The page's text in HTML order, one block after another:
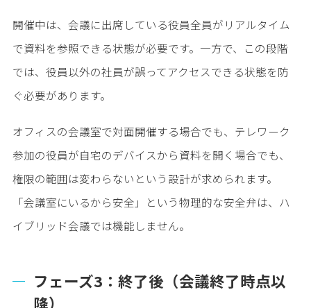
開催中は、会議に出席している役員全員がリアルタイム
で資料を参照できる状態が必要です。一方で、この段階
では、役員以外の社員が誤ってアクセスできる状態を防
ぐ必要があります。
オフィスの会議室で対面開催する場合でも、テレワーク
参加の役員が自宅のデバイスから資料を開く場合でも、
権限の範囲は変わらないという設計が求められます。
「会議室にいるから安全」という物理的な安全弁は、ハ
イブリッド会議では機能しません。
フェーズ3：終了後（会議終了時点以
降）